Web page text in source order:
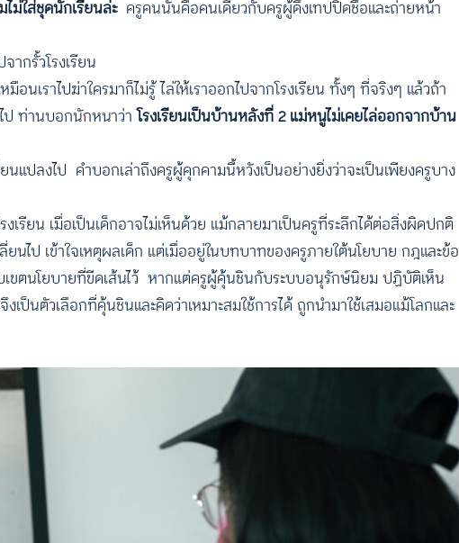
ไม่ใส่ชุดนักเรียนล่ะ ครูคนนั้นคือคนเดียวกับครูผู้ดึงเทปปิดชื่อและถ่ายหน้า
กรั้วโรงเรียน
อนเราไปฆ่าใครมาก็ไม่รู้ ไล่ให้เราออกไปจากโรงเรียน ทั้งๆ ที่จริงๆ แล้วถ้า
ไป ท่านบอกนักหนาว่าโรงเรียนเป็นบ้านหลังที่ 2 แม่หนูไม่เคยไล่ออกจากบ้าน
แปลงไป คำบอกเล่าถึงครูผู้คุกคามนี้หวังเป็นอย่างยิ่งว่าจะเป็นเพียงครูบาง
รียน เมื่อเป็นเด็กอาจไม่เห็นด้วย แม้กลายมาเป็นครูที่ระลึกได้ต่อสิ่งผิดปกติ
ไป เข้าใจเหตุผลเด็ก แต่เมื่ออยู่ในบทบาทของครูภายใต้นโยบาย กฎและข้อ
ขตนโยบายที่ขีดเส้นไว้ หากแต่ครูผู้คุ้นชินกับระบบอนุรักษ์นิยม ปฏิบัติเห็น
นตัวเลือกที่คุ้นชินและคิดว่าเหมาะสมใช้การได้ ถูกนำมาใช้เสมอแม้โลกและ